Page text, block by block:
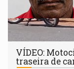
VÍDEO:
traseira de